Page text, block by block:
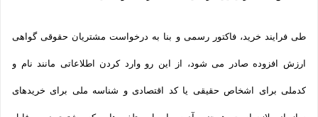
طی فرایند خرید، فاکتور رسمی و بنا به درخواست مشتریان حقوقی گواهی
ارزش افزوده صادر می شود، از این رو وارد کردن اطلاعاتی مانند نام و
کدملی برای اشخاص حقیقی یا کد اقتصادی و شناسه ملی برای خریدهای